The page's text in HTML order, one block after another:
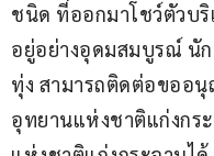
ชนิด ที่ออกมาโชว์ตัวบ
อยู่อย่างอุดมสมบูรณ์ นั
ทุ่ง สามารถติดต่อขออ
อุทยานแห่งชาติแก่งกร